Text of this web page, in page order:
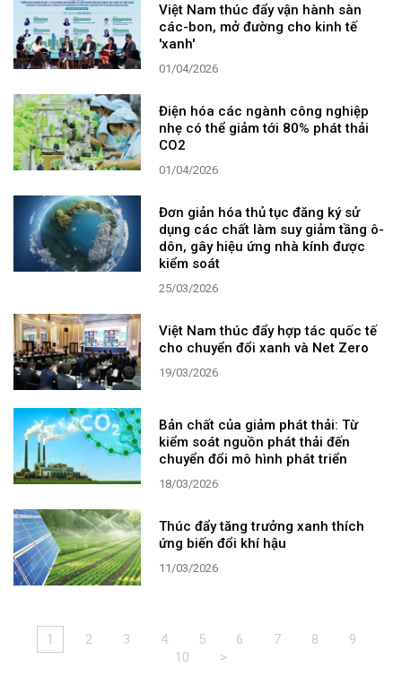
Việt Nam thúc đẩy vận hành sàn
các-bon, mở đường cho kinh tế
'xanh'
01/04/2026
Điện hóa các ngành công nghiệp
nhẹ có thể giảm tới 80% phát thải
CO2
01/04/2026
Đơn giản hóa thủ tục đăng ký sử
dụng các chất làm suy giảm tầng ô-
dôn, gây hiệu ứng nhà kính được
kiểm soát
25/03/2026
Việt Nam thúc đẩy hợp tác quốc tế
cho chuyển đổi xanh và Net Zero
19/03/2026
Bản chất của giảm phát thải: Từ
kiểm soát nguồn phát thải đến
chuyển đổi mô hình phát triển
18/03/2026
Thúc đẩy tăng trưởng xanh thích
ứng biến đổi khí hậu
11/03/2026
1 2 3 4 5 6 7 8
9
10
>